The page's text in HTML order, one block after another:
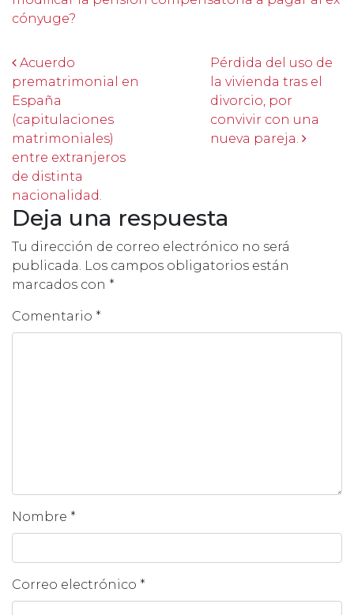
cónyuge?
Post navigation
Acuerdo
prematrimonial en
España
(capitulaciones
matrimoniales)
entre extranjeros
de distinta
nacionalidad.
Pérdida del uso de
la vivienda tras el
divorcio, por
convivir con una
nueva pareja.
Deja una respuesta
Tu dirección de correo electrónico no será
publicada. Los campos obligatorios están
marcados con *
Comentario *
Nombre *
Correo electrónico *